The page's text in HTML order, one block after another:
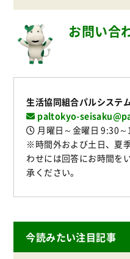
お問い合
生活協同組合パルシステ
paltokyo-
月曜日～金曜日 9:30
※時間外および土日、夏
わせには回答にお時間を
承ください。
今読みたい注目記事